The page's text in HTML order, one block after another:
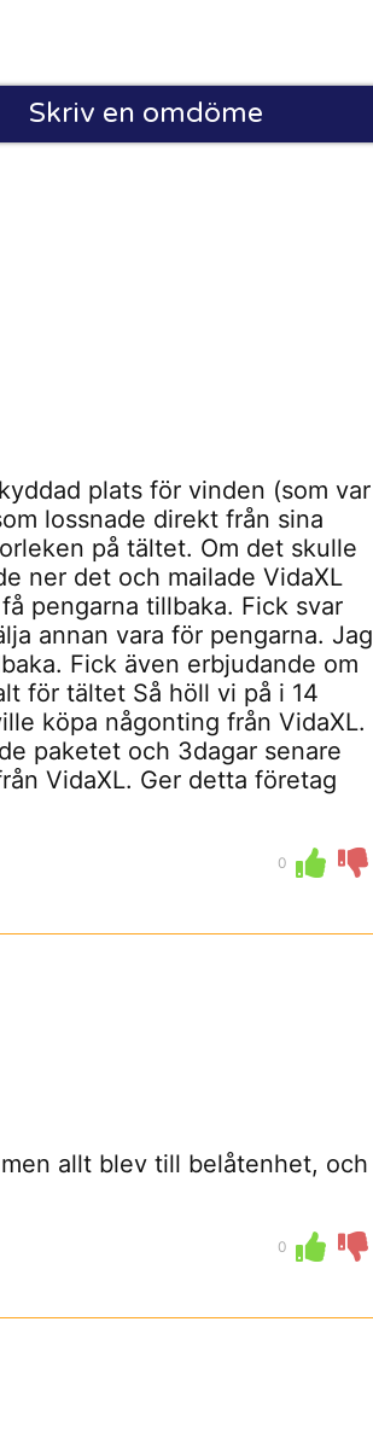
Skriv en omdöme
plats för vinden (som var
lossnade direkt från sina
på tältet. Om det skulle
ner det och mailade VidaXL
pengarna tillbaka. Fick svar
annan vara för pengarna. Jag
Fick även erbjudande om
för tältet Så höll vi på i 14
köpa någonting från VidaXL.
paketet och 3dagar senare
VidaXL. Ger detta företag
0
allt blev till belåtenhet, och
0